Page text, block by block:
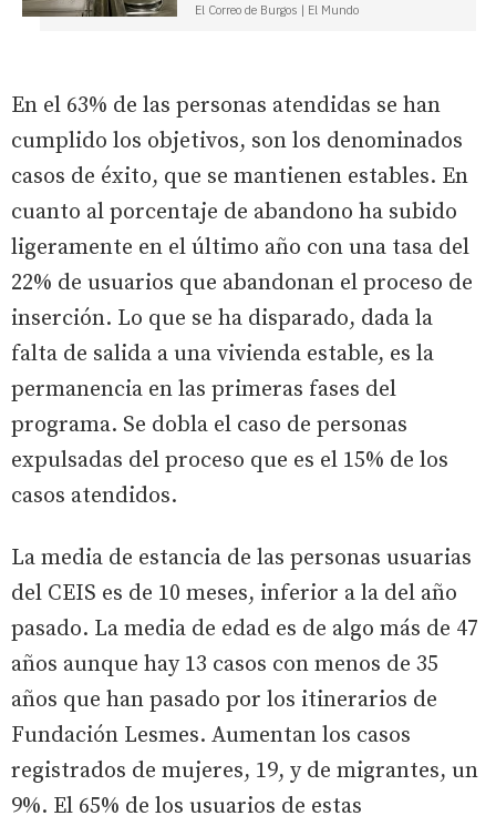
El Correo de Burgos | El Mundo
En el 63% de las personas atendidas se han
cumplido los objetivos, son los denominados
casos de éxito, que se mantienen estables. En
cuanto al porcentaje de abandono ha subido
ligeramente en el último año con una tasa del
22% de usuarios que abandonan el proceso de
inserción. Lo que se ha disparado, dada la
falta de salida a una vivienda estable, es la
permanencia en las primeras fases del
programa. Se dobla el caso de personas
expulsadas del proceso que es el 15% de los
casos atendidos.
La media de estancia de las personas usuarias
del CEIS es de 10 meses, inferior a la del año
pasado. La media de edad es de algo más de 47
años aunque hay 13 casos con menos de 35
años que han pasado por los itinerarios de
Fundación Lesmes. Aumentan los casos
registrados de mujeres, 19, y de migrantes, un
9%. El 65% de los usuarios de estas